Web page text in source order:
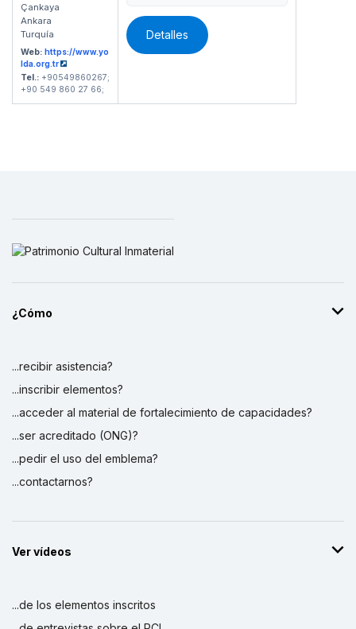
Çankaya
Ankara
Turquía
Web: https://www.yo
lda.org.tr
Tel.: +90549860267;
+90 549 860 27 66;
Detalles
¿Cómo
...recibir asistencia?
...inscribir elementos?
...acceder al material de fortalecimiento de capacidades?
...ser acreditado (ONG)?
...pedir el uso del emblema?
...contactarnos?
Ver vídeos
...de los elementos inscritos